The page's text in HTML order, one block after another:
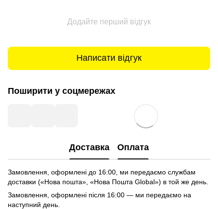
Додайте перший відгук
Написати відгук
Поширити у соцмережах
Доставка Оплата
Замовлення, оформлені до 16:00, ми передаємо службам
доставки («Нова пошта», «Нова Пошта Global») в той же день.
Замовлення, оформлені після 16:00 — ми передаємо на
наступний день.